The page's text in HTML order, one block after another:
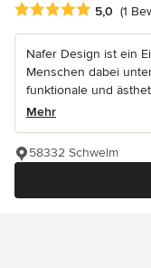
Durchschnittliche
5,0 (1
Nafer Design ist ein
Menschen dabei
funktionale und
Mehr
58332 Schwelm